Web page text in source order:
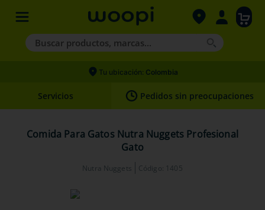
Buscar productos, marcas...
Términos más buscados
2.
nexgard
3.
hills
Tu ubicación: Colombia
Servicios Pedidos sin preocupaciones
Comida Para Gatos Nutra Nuggets Profesional
Gato
Nutra Nuggets Código: 1405